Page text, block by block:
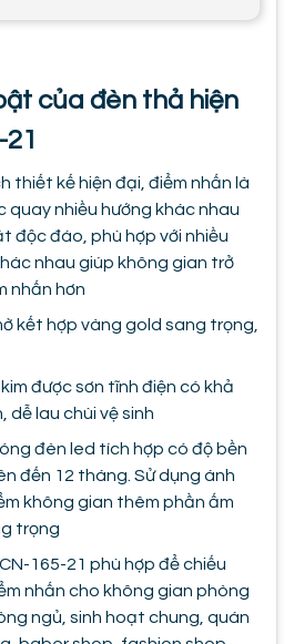
của đèn thả hiện
thiết kế hiện đại, điểm nhấn là
quay nhiều hướng khác nhau
độc đáo, phù hợp với nhiều
nhau giúp không gian trở
nhấn hơn
kết hợp vàng gold sang trọng,
được sơn tĩnh điện có khả
dễ lau chùi vệ sinh
đèn led tích hợp có độ bền
đến 12 tháng. Sử dụng ánh
không gian thêm phần ấm
trọng
165-21 phù hợp để chiếu
nhấn cho không gian phòng
ngủ, sinh hoạt chung, quán